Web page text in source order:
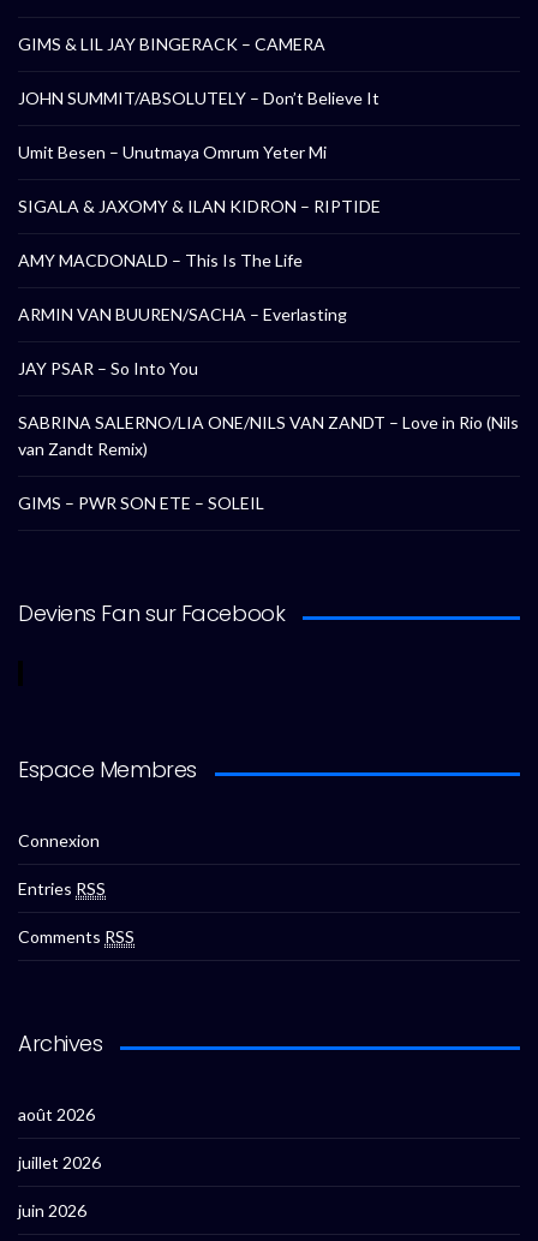
GIMS & LIL JAY BINGERACK – CAMERA
JOHN SUMMIT/ABSOLUTELY – Don’t Believe It
Umit Besen – Unutmaya Omrum Yeter Mi
SIGALA & JAXOMY & ILAN KIDRON – RIPTIDE
AMY MACDONALD – This Is The Life
ARMIN VAN BUUREN/SACHA – Everlasting
JAY PSAR – So Into You
SABRINA SALERNO/LIA ONE/NILS VAN ZANDT – Love in Rio (Nils
van Zandt Remix)
GIMS – PWR SON ETE – SOLEIL
Deviens Fan sur Facebook
Espace Membres
Connexion
Entries RSS
Comments RSS
Archives
août 2026
juillet 2026
juin 2026